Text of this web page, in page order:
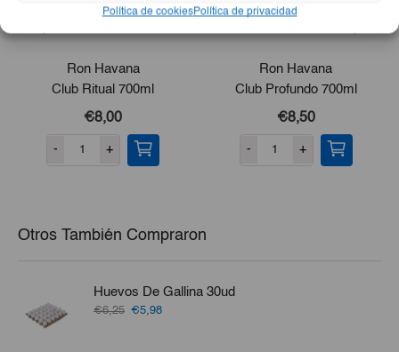
Política de cookiesPolítica de privacidad
Ron Havana
Club Ritual 700ml
€8,00
- +
Ron Havana
Club Profundo 700ml
€8,50
- +
Otros También Compraron
Huevos De Gallina 30ud
€6,25 El
€5,98El